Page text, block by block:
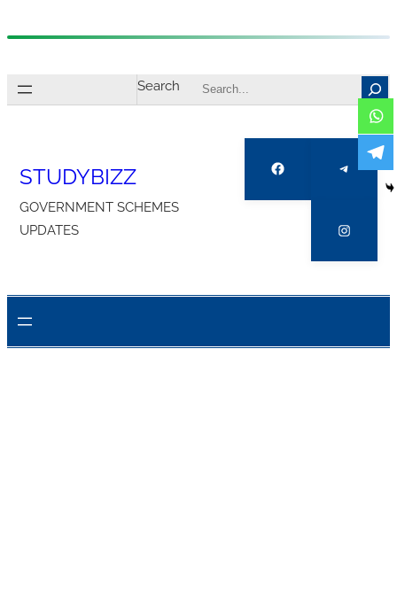
to
Search
STUDYBIZZ
GOVERNMENT SCHEMES
UPDATES
Facebook